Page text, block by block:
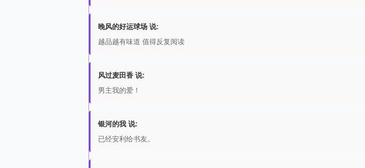
晚风的好运球场 说:
越品越有味道 值得反复阅读
风过麦田香 说:
男主我的爱！
银河的我 说:
已经安利给书友。